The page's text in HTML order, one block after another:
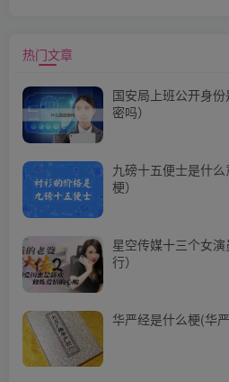
热门文章
国安局上班公开身
密吗）
九磅十五便士是什
梗）
星空传媒十三个女
行）
华严经是什么梗(华